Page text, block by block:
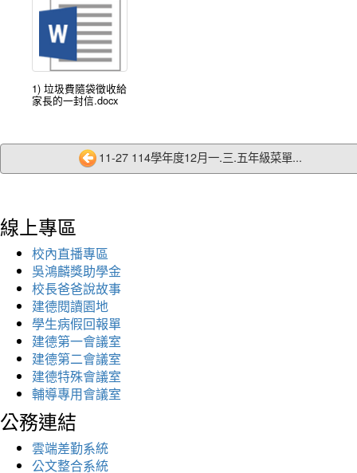
1) 垃圾費隨袋徵收給
家長的一封信.docx
11-27 114學年度12月一.三.五年級菜單...
線上專區
校內直播專區
吳鴻麟獎助學金
校長爸爸說故事
建德閱讀園地
學生病假回報單
建德第一會議室
建德第二會議室
建德特殊會議室
輔導專用會議室
公務連結
雲端差勤系統
公文整合系統